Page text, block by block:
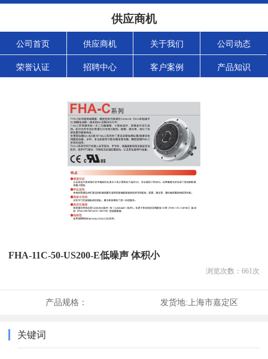
供应商机
公司首页 供应商机 关于我们 公司动态
荣誉认证 招聘中心 客户案例 产品知识
FHA-11C-50-US200-E低噪声 体积小
浏览次数： 661次
产品规格： 发货地: 上海市嘉定区
关键词